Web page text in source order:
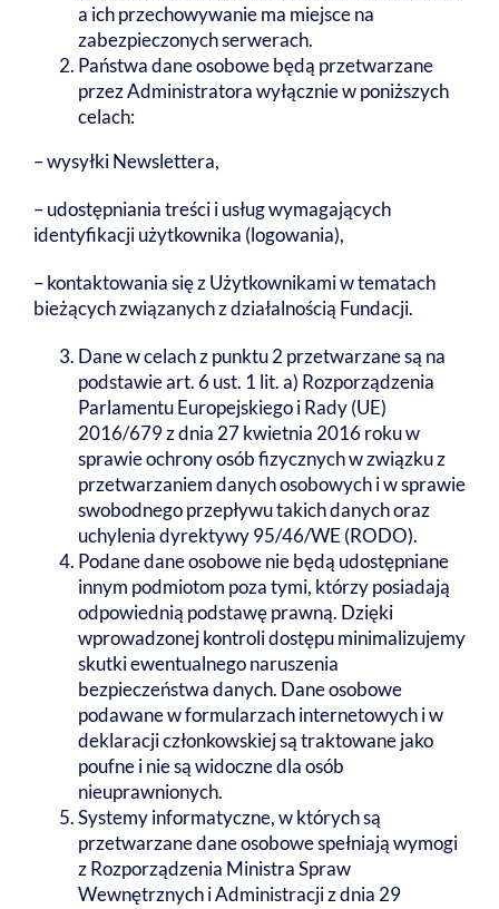
a ich przechowywanie ma miejsce na
zabezpieczonych serwerach.
Państwa dane osobowe będą przetwarzane
przez Administratora wyłącznie w poniższych
celach:
– wysyłki Newslettera,
– udostępniania treści i usług wymagających
identyfikacji użytkownika (logowania),
– kontaktowania się z Użytkownikami w tematach
bieżących związanych z działalnością Fundacji.
Dane w celach z punktu 2 przetwarzane są na
podstawie art. 6 ust. 1 lit. a) Rozporządzenia
Parlamentu Europejskiego i Rady (UE)
2016/679 z dnia 27 kwietnia 2016 roku w
sprawie ochrony osób fizycznych w związku z
przetwarzaniem danych osobowych i w sprawie
swobodnego przepływu takich danych oraz
uchylenia dyrektywy 95/46/WE (RODO).
Podane dane osobowe nie będą udostępniane
innym podmiotom poza tymi, którzy posiadają
odpowiednią podstawę prawną. Dzięki
wprowadzonej kontroli dostępu minimalizujemy
skutki ewentualnego naruszenia
bezpieczeństwa danych. Dane osobowe
podawane w formularzach internetowych i w
deklaracji członkowskiej są traktowane jako
poufne i nie są widoczne dla osób
nieuprawnionych.
Systemy informatyczne, w których są
przetwarzane dane osobowe spełniają wymogi
z Rozporządzenia Ministra Spraw
Wewnętrznych i Administracji z dnia 29